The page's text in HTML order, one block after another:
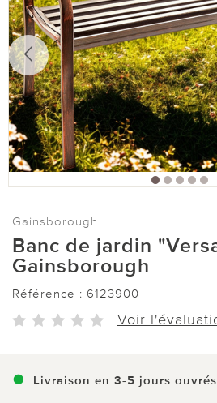
Gainsborough
Banc de jardin
Gainsborough
Référence : 6123900
Voir
Livraison en 3-5 jours ouvrés